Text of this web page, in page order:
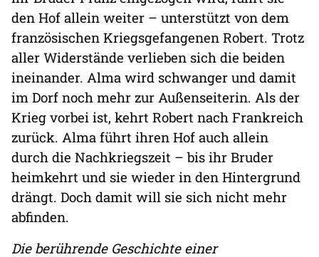
den Hof allein weiter – unterstützt von dem
französischen Kriegsgefangenen Robert. Trotz
aller Widerstände verlieben sich die beiden
ineinander. Alma wird schwanger und damit
im Dorf noch mehr zur Außenseiterin. Als der
Krieg vorbei ist, kehrt Robert nach Frankreich
zurück. Alma führt ihren Hof auch allein
durch die Nachkriegszeit – bis ihr Bruder
heimkehrt und sie wieder in den Hintergrund
drängt. Doch damit will sie sich nicht mehr
abfinden.
Die berührende Geschichte einer